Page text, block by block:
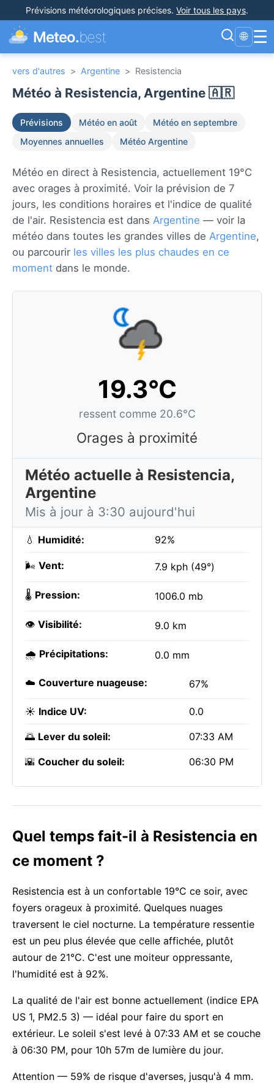
Prévisions météorologiques précises. Voir tous les pays.
Meteo.best 🌐 ☰
vers d'autres > Argentine > Resistencia
Météo à Resistencia, Argentine 🇦🇷
Prévisions Météo en août
Météo en septembre
Moyennes annuelles
Météo Argentine
Météo en direct à Resistencia, actuellement 19°C
avec orages à proximité. Voir la prévision de 7
jours, les conditions horaires et l'indice de qualité
de l'air. Resistencia est dans Argentine — voir la
météo dans toutes les grandes villes de Argentine,
ou parcourir les villes les plus chaudes en ce
moment dans le monde.
19.3°C
ressent comme 20.6°C
Orages à proximité
Météo actuelle à Resistencia,
Argentine
Mis à jour à 3:30 aujourd'hui
💧 Humidité: 92%
🌬️ Vent: 7.9 kph (49°)
🌡️ Pression: 1006.0 mb
👁️ Visibilité: 9.0 km
🌧️ Précipitations: 0.0 mm
☁️ Couverture nuageuse: 67%
☀️ Indice UV: 0.0
🌅 Lever du soleil: 07:33 AM
🌇 Coucher du soleil: 06:30 PM
Quel temps fait-il à Resistencia en
ce moment ?
Resistencia est à un confortable 19°C ce soir, avec
foyers orageux à proximité. Quelques nuages
traversent le ciel nocturne. La température ressentie
est un peu plus élevée que celle affichée, plutôt
autour de 21°C. C'est une moiteur oppressante,
l'humidité est à 92%.
La qualité de l'air est bonne actuellement (indice EPA
US 1, PM2.5 3) — idéal pour faire du sport en
extérieur. Le soleil s'est levé à 07:33 AM et se couche
à 06:30 PM, pour 10h 57m de lumière du jour.
Attention — 59% de risque d'averses, jusqu'à 4 mm.